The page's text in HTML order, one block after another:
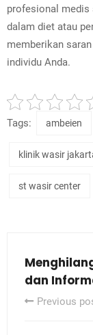
profesional medis
dalam diet atau
memberikan
individu Anda.
Tags: ambeien
klinik wasir
st wasir center
dan
Previous